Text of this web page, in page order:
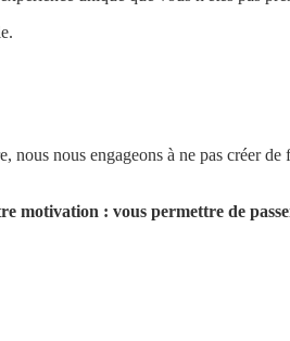
nous nous engageons à ne pas créer
motivation : vous permettre de